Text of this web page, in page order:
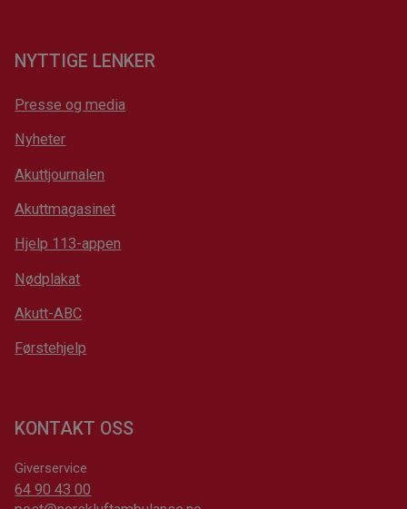
NYTTIGE LENKER
Presse og media
Nyheter
Akuttjournalen
Akuttmagasinet
Hjelp 113-appen
Nødplakat
Akutt-ABC
Førstehjelp
KONTAKT OSS
Giverservice
64 90 43 00